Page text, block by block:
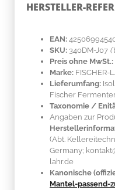
HERSTELLER-
EAN:
SKU: 340DM-J07
Preis ohne MwSt.:
Marke: FISCHER-
Lieferumfang:
Fischer
Taxonomie /
Angaben zur
(Abt.
Germany;
lahr.de
Kanonische
Mantel-passend-